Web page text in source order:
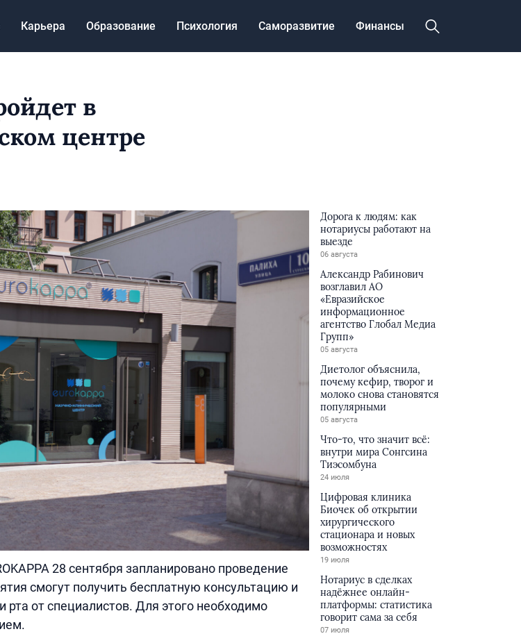
Карьера Образование Психология Саморазвитие Финансы
в
центре
28 сентября запланировано проведение
смогут получить бесплатную консультацию и
рта от специалистов. Для этого необходимо
Дорога к людям: как
нотариусы работают на
выезде
06 августа
Александр Рабинович
возглавил АО
«Евразийское
информационное
агентство Глобал Медиа
Групп»
05 августа
Диетолог объяснила,
почему кефир, творог и
молоко снова становятся
популярными
05 августа
Что-то, что значит всё:
внутри мира Сонгсина
Тиэсомбуна
24 июля
Цифровая клиника
Биочек об открытии
хирургического
стационара и новых
возможностях
19 июля
Нотариус в сделках
надёжнее онлайн-
платформы: статистика
говорит сама за себя
07 июля